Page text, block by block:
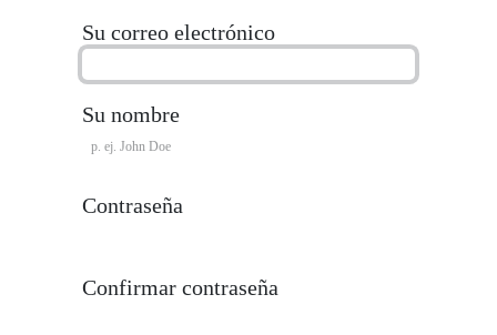
Su correo electrónico
Su nombre
Contraseña
Confirmar contraseña